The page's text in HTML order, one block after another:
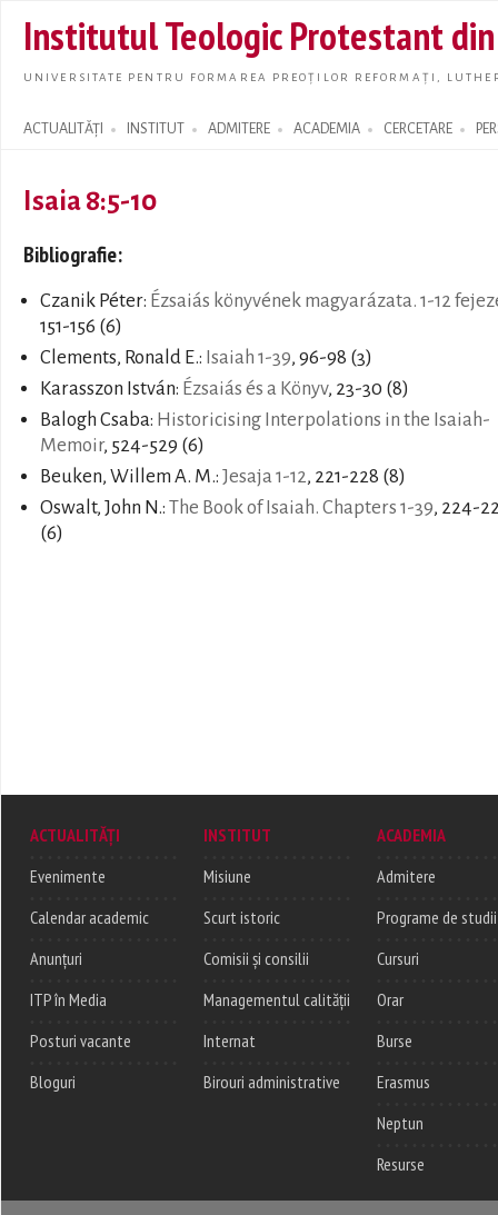
main
Institutul Teologic Protestant
UNIVERSITATE PENTRU FORMAREA PREOȚILOR REFORMAȚI,
ACTUALITĂȚI INSTITUT ADMITERE ACADEMIA CERCETARE
Search form
Isaia 8:5-10
Bibliografie:
Czanik Péter: Ézsaiás könyvének magyarázata. 1-12
151-156 (6)
Clements, Ronald E.: Isaiah 1-39, 96-98 (3)
Karasszon István: Ézsaiás és a Könyv, 23-30 (8)
Balogh Csaba: Historicising Interpolations in the Isaiah-
Memoir, 524-529 (6)
Beuken, Willem A. M.: Jesaja 1-12, 221-228 (8)
Oswalt, John N.: The Book of Isaiah. Chapters 1-39, 224-
(6)
ACTUALITĂȚI
Evenimente
Calendar academic
Anunțuri
ITP în Media
Posturi vacante
Bloguri
INSTITUT
Misiune
Scurt istoric
Comisii și consilii
Managementul calității
Internat
Birouri administrative
ACADEMIA
Admitere
Programe de studii
Cursuri
Orar
Burse
Erasmus
Neptun
Resurse